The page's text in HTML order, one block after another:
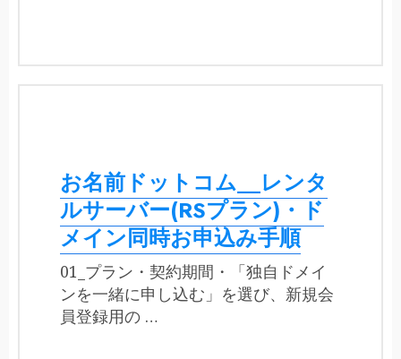
お名前ドットコム__レンタ
ルサーバー(RSプラン)・ド
メイン同時お申込み手順
01_プラン・契約期間・「独自ドメイ
ンを一緒に申し込む」を選び、新規会
員登録用の …